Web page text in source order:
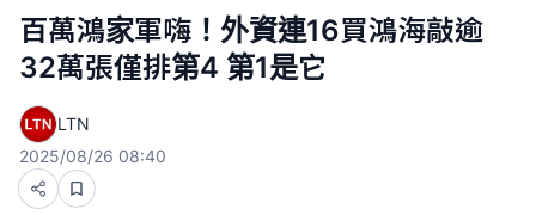
百萬鴻家軍嗨！外資連16買鴻海敲逾
32萬張僅排第4 第1是它
LTN
2025/08/26 08:40